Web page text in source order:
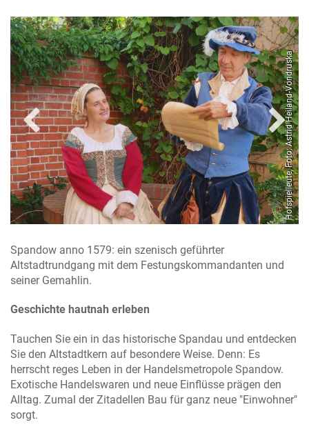
Hofspielleute, Foto: Astrid Heiland-Vondruska
Spandow anno 1579: ein szenisch geführter
Altstadtrundgang mit dem Festungskommandanten und
seiner Gemahlin.
Geschichte hautnah erleben
Tauchen Sie ein in das historische Spandau und entdecken
Sie den Altstadtkern auf besondere Weise. Denn: Es
herrscht reges Leben in der Handelsmetropole Spandow.
Exotische Handelswaren und neue Einflüsse prägen den
Alltag. Zumal der Zitadellen Bau für ganz neue "Einwohner"
sorgt.